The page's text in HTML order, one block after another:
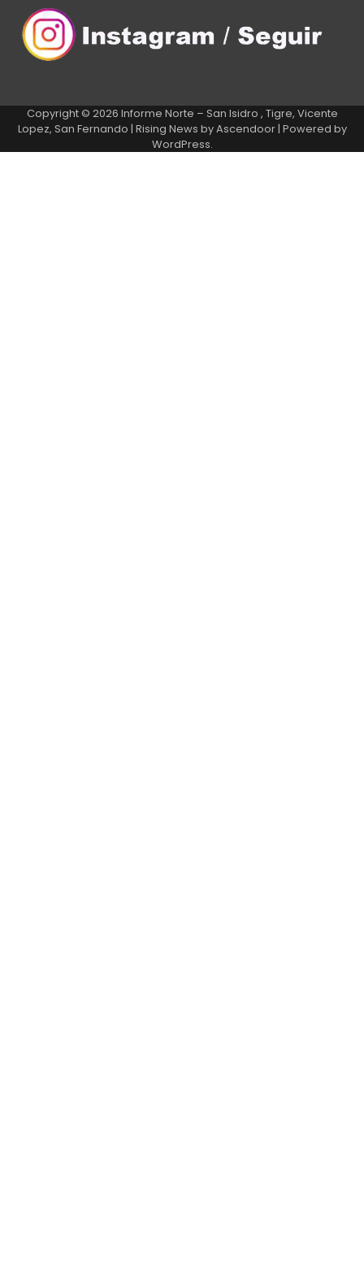
Copyright © 2026 Informe Norte – San Isidro , Tigre, Vicente
Lopez, San Fernando | Rising News byAscendoor| Powered by
WordPress.